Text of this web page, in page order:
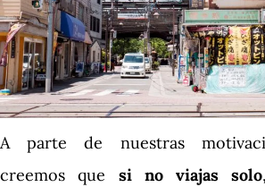
A parte de nuestras
creemos que si no viajas solo